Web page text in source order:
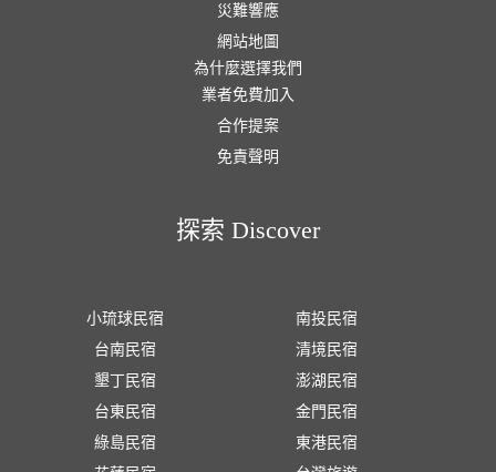
災難響應
網站地圖
為什麼選擇我們
業者免費加入
合作提案
免責聲明
探索 Discover
小琉球民宿
台南民宿
墾丁民宿
台東民宿
綠島民宿
南投民宿
清境民宿
澎湖民宿
金門民宿
東港民宿